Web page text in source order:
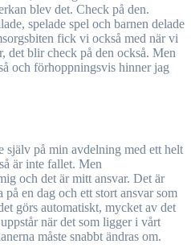
blev det. Check på den.
spelade spel och barnen delade
fick vi också med när vi
det blir check på den också. Men
och förhoppningsvis hinner jag
själv på min avdelning med ett helt
är inte fallet. Men
och det är mitt ansvar. Det är
en dag och ett stort ansvar som
görs automatiskt, mycket av det
när det som ligger i vårt
måste snabbt ändras om.